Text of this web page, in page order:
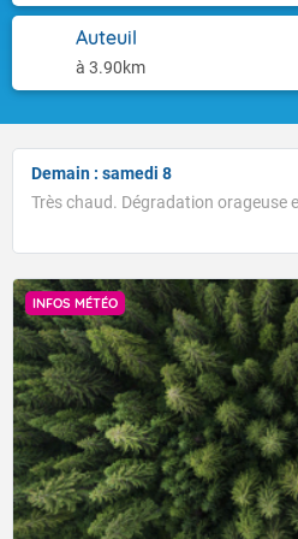
Auteuil
à 3.90km
Demain : samedi 8
Très chaud. Dégradation orageuse
INFOS MÉTÉO